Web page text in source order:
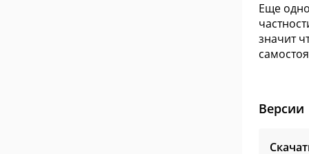
Еще
значит
Версии